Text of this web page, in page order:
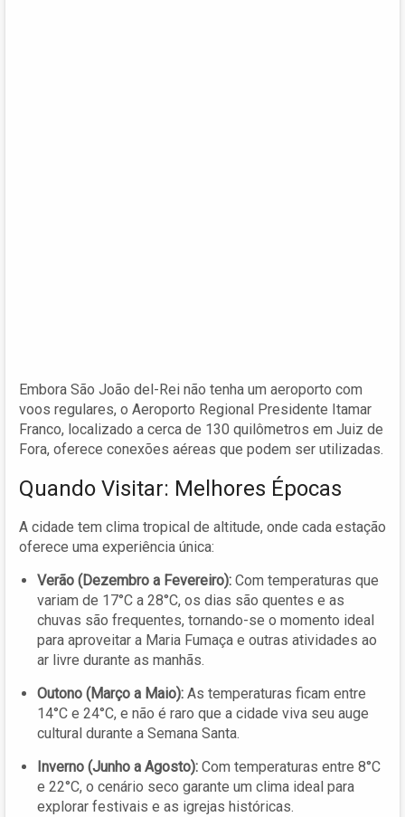
Embora São João del-Rei não tenha um aeroporto com
voos regulares, o Aeroporto Regional Presidente Itamar
Franco, localizado a cerca de 130 quilômetros em Juiz de
Fora, oferece conexões aéreas que podem ser utilizadas.
Quando Visitar: Melhores Épocas
A cidade tem clima tropical de altitude, onde cada estação
oferece uma experiência única:
Verão (Dezembro a Fevereiro): Com temperaturas que
variam de 17°C a 28°C, os dias são quentes e as
chuvas são frequentes, tornando-se o momento ideal
para aproveitar a Maria Fumaça e outras atividades ao
ar livre durante as manhãs.
Outono (Março a Maio): As temperaturas ficam entre
14°C e 24°C, e não é raro que a cidade viva seu auge
cultural durante a Semana Santa.
Inverno (Junho a Agosto): Com temperaturas entre 8°C
e 22°C, o cenário seco garante um clima ideal para
explorar festivais e as igrejas históricas.